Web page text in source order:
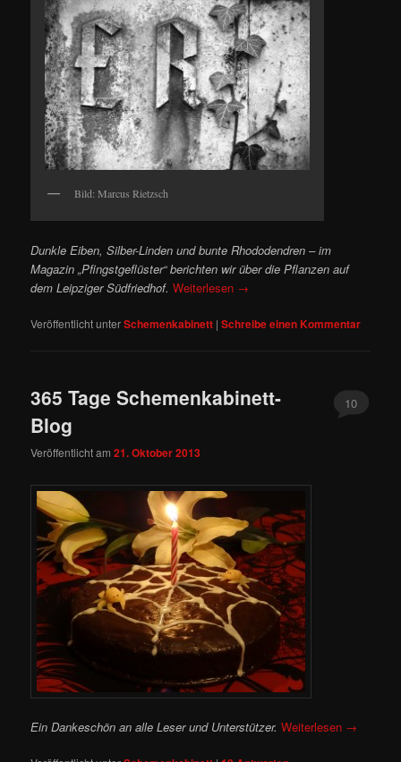
Bild: Marcus Rietzsch
Dunkle Eiben, Silber-Linden und bunte Rhododendren – im
Magazin „Pfingstgeflüster“ berichten wir über die Pflanzen auf
dem Leipziger Südfriedhof. Weiterlesen →
Veröffentlicht unterSchemenkabinett |Schreibe einen Kommentar
365 Tage Schemenkabinett-
Blog
Veröffentlicht am21. Oktober 2013
10
Ein Dankeschön an alle Leser und Unterstützer. Weiterlesen →